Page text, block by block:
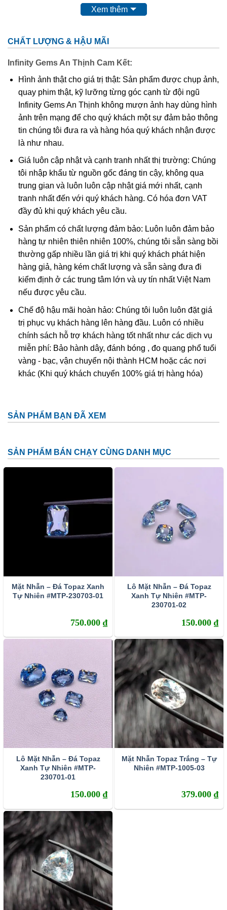
Topaz Thô
Đặc tính đá Topaz trong tự nhiên
Công thức hóa học: Al2SiO4(OH,F)2
Cấu trúc tinh thể: Hệ tinh thể trực thoi – Orthorhombic
Màu: trắng, vàng, vàng nâu, nâu đỏ, xanh dương, xanh
lá cây, hồng, đỏ, tím
Trọng lượng riêng : 3.49 – 3.57
Chiết suất: 1.606 – 1.644
Lưỡng chiết suất : 0.008 – 0.011
Lịch sử, truyền thuyết đá Topaz
Đá Topazcó mối liên hệ với con người từ rất lâu về trước.
Viên đá đặc biệt này được liên kết với thần Ra – vị thần
mặt trời trong nên văn hóa Ai Cập cổ đại.
Người La Mã và Hy Lạp cũng tin rằng đá Topaz là viên đá
vệ con người khỏi những tổn thương vật lý và tinh thần.
Đá Topaz được nhắc đến nhiều lần trong Kinh thánh, ở
phần liên quan đến sứ đồ Matthew
Topaz là 1 trong những viên đá linh thiêng của cây Kalpa
thần thánh trong đạo Hindu. Người Hindu tin rằng đá
tuổi thọ.
để kết nối với thế giới linh hồn. Topaz đóng vai trò quan
Topaz có màu sắc dao động từ không màu (màu trắng) đến
vàng, cam, đỏ, nâu, xanh dương nhạt tới đậm, hồng đến
đỏ, tím và xanh lá cây nhạt. Với màu sắc đa dạng đó,
Topaz dễ bị nhầm với nhiều loại đá quý thiên nhiên khác.
Bảng Màu Đá Topaz
Trong phổ màu của Topaz, màu vàng với màu nâu phổ
biến nhất trong khi màu hồng, cam, đỏ, tím, xanh dương tự
nhiên hiếm hơn.
Trên thị trường hiện nay, Topaz thường thấy nhất có màu
xanh dương (Blue Topaz) khiến khách hàng và thậm chí cả
người bán đá quý lầm tưởng rằng đó là màu tự nhiên phổ
Xem thêm
CHẤT LƯỢNG & HẬU MÃI
Infinity Gems An Thịnh Cam Kết:
Hình ảnh thật cho giá trị thật: Sản phẩm được chụp ảnh,
quay phim thật, kỹ lưỡng từng góc cạnh từ đội ngũ
Infinity Gems An Thịnh không mượn ảnh hay dùng hình
ảnh trên mạng để cho quý khách một sự đảm bảo thông
tin chúng tôi đưa ra và hàng hóa quý khách nhận được
là như nhau.
Giá luôn cập nhật và cạnh tranh nhất thị trường: Chúng
tôi nhập khẩu từ nguồn gốc đáng tin cậy, không qua
trung gian và luôn luôn cập nhật giá mới nhất, cạnh
tranh nhất đến với quý khách hàng. Có hóa đơn VAT
đầy đủ khi quý khách yêu cầu.
Sản phẩm có chất lượng đảm bảo: Luôn luôn đảm bảo
hàng tự nhiên thiên nhiên 100%, chúng tôi sẵn sàng bồi
thường gấp nhiều lần giá trị khi quý khách phát hiện
hàng giả, hàng kém chất lượng và sẵn sàng đưa đi
kiểm định ở các trung tâm lớn và uy tín nhất Việt Nam
nếu được yêu cầu.
Chế độ hậu mãi hoàn hảo: Chúng tôi luôn luôn đặt giá
trị phục vụ khách hàng lên hàng đầu. Luôn có nhiều
chính sách hỗ trợ khách hàng tốt nhất như các dịch vụ
miễn phí: Bảo hành dây, đánh bóng , đo quang phổ tuổi
vàng - bạc, vận chuyển nội thành HCM hoặc các nơi
khác (Khi quý khách chuyển 100% giá trị hàng hóa)
SẢN PHẨM BẠN ĐÃ XEM
SẢN PHẨM BÁN CHẠY CÙNG DANH MỤC
Mặt Nhẫn – Đá Topaz Xanh
Tự Nhiên #MTP-230703-01
750.000 ₫
Lô Mặt Nhẫn – Đá Topaz
Xanh Tự Nhiên #MTP-
230701-02
150.000 ₫
Lô Mặt Nhẫn – Đá Topaz
Xanh Tự Nhiên #MTP-
230701-01
150.000 ₫
Mặt Nhẫn Topaz Trắng – Tự
Nhiên #MTP-1005-03
379.000 ₫